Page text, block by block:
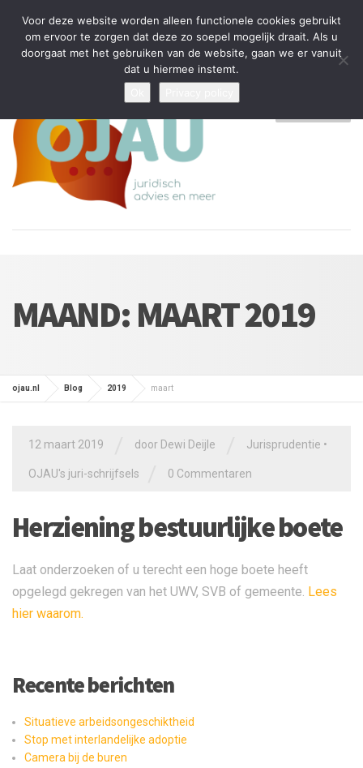
Tijdelijke stop: wegens drukte kan ik beperkt nieuwe zaken aannemen
en vragen beantwoorden
Algemene Voorwaarden
Disclaimer Privacybeleid
MAAND: MAART 2019
ojau.nl Blog 2019 maart
12 maart 2019 door Dewi Deijle Jurisprudentie •
OJAU's juri-schrijfsels 0 Commentaren
Herziening bestuurlijke boete
Laat onderzoeken of u terecht een hoge boete heeft
opgelegd gekregen van het UWV, SVB of gemeente. Lees
hier waarom.
Recente berichten
Situatieve arbeidsongeschiktheid
Stop met interlandelijke adoptie
Camera bij de buren
Voor deze website worden alleen functionele cookies gebruikt
om ervoor te zorgen dat deze zo soepel mogelijk draait. Als u
doorgaat met het gebruiken van de website, gaan we er vanuit
dat u hiermee instemt.